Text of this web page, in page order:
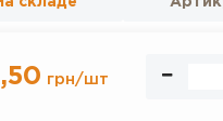
грн/шт